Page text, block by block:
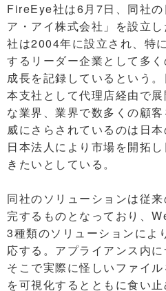
FireEye社は6月7日、同社の
ア・アイ株式会社」を設立
社は2004年に設立され、特
するリーダー企業として多
成長を記録しているという
本支社として代理店経由で
な業界、業界で数多くの顧
威にさらされているのは日本
日本法人により市場を開拓
きたいとしている。
同社のソリューションは従
完するものとなっており、
3種類のソリューションによ
応する。アプライアンス内に
そこで実際に怪しいファイ
を可視化するとともに食い